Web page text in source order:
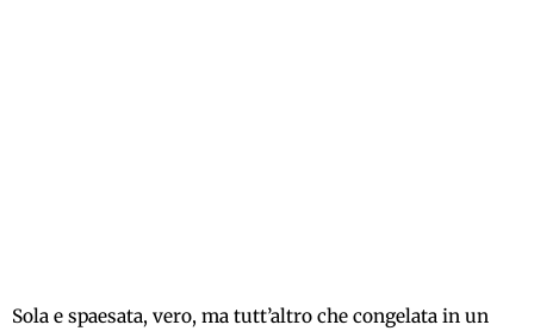
Sola e spaesata, vero, ma tutt’altro che congelata in un